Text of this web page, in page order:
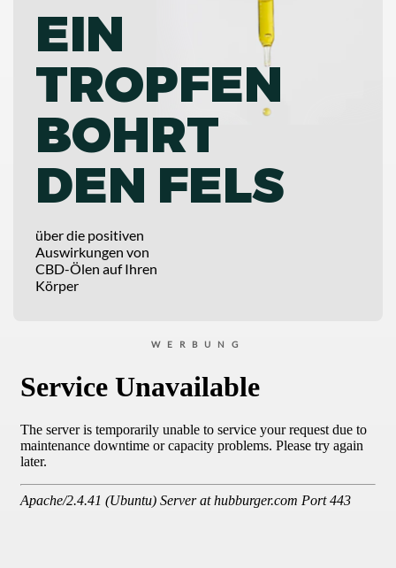
EIN
TROPFEN
BOHRT
DEN FELS
über die positiven
Auswirkungen von
CBD-Ölen auf Ihren
Körper
WERBUNG